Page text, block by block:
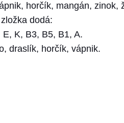
horčík, mangán, zinok,
dodá:
K, B3, B5, B1, A.
draslík, horčík, vápnik.